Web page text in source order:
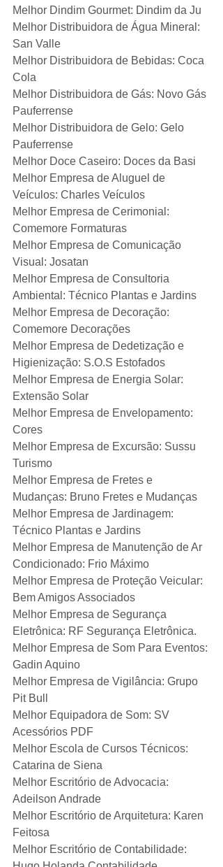
Melhor Dindim Gourmet: Dindim da Ju
Melhor Distribuidora de Água Mineral:
San Valle
Melhor Distribuidora de Bebidas: Coca
Cola
Melhor Distribuidora de Gás: Novo Gás
Pauferrense
Melhor Distribuidora de Gelo: Gelo
Pauferrense
Melhor Doce Caseiro: Doces da Basi
Melhor Empresa de Aluguel de
Veículos: Charles Veículos
Melhor Empresa de Cerimonial:
Comemore Formaturas
Melhor Empresa de Comunicação
Visual: Josatan
Melhor Empresa de Consultoria
Ambiental: Técnico Plantas e Jardins
Melhor Empresa de Decoração:
Comemore Decorações
Melhor Empresa de Dedetização e
Higienização: S.O.S Estofados
Melhor Empresa de Energia Solar:
Extensão Solar
Melhor Empresa de Envelopamento:
Cores
Melhor Empresa de Excursão: Sussu
Turismo
Melhor Empresa de Fretes e
Mudanças: Bruno Fretes e Mudanças
Melhor Empresa de Jardinagem:
Técnico Plantas e Jardins
Melhor Empresa de Manutenção de Ar
Condicionado: Frio Máximo
Melhor Empresa de Proteção Veicular:
Bem Amigos Associados
Melhor Empresa de Segurança
Eletrônica: RF Segurança Eletrônica.
Melhor Empresa de Som Para Eventos:
Gadin Aquino
Melhor Empresa de Vigilância: Grupo
Pit Bull
Melhor Equipadora de Som: SV
Acessórios PDF
Melhor Escola de Cursos Técnicos:
Catarina de Siena
Melhor Escritório de Advocacia:
Adeilson Andrade
Melhor Escritório de Arquitetura: Karen
Feitosa
Melhor Escritório de Contabilidade: